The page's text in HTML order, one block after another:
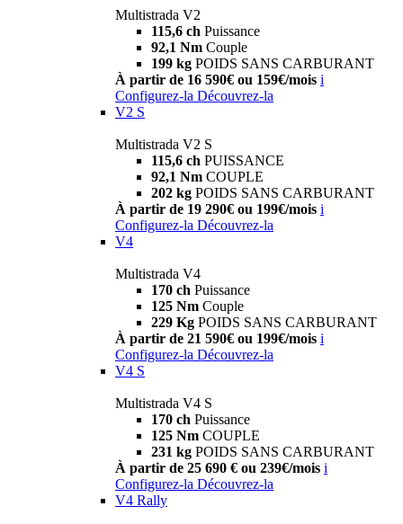
Multistrada V2
115,6 ch Puissance
92,1 Nm Couple
199 kg POIDS SANS CARBURANT
À partir de 16 590€ ou 159€/mois i
Configurez-la Découvrez-la
V2 S
Multistrada V2 S
115,6 ch PUISSANCE
92,1 Nm COUPLE
202 kg POIDS SANS CARBURANT
À partir de 19 290€ ou 199€/mois i
Configurez-la Découvrez-la
V4
Multistrada V4
170 ch Puissance
125 Nm Couple
229 Kg POIDS SANS CARBURANT
À partir de 21 590€ ou 199€/mois i
Configurez-la Découvrez-la
V4 S
Multistrada V4 S
170 ch Puissance
125 Nm COUPLE
231 kg POIDS SANS CARBURANT
À partir de 25 690 € ou 239€/mois i
Configurez-la Découvrez-la
V4 Rally